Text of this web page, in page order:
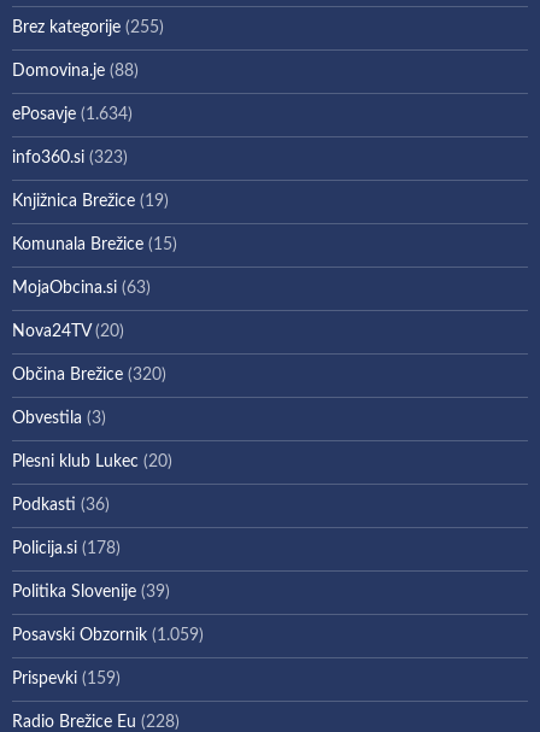
Brez kategorije (255)
Domovina.je (88)
ePosavje (1.634)
info360.si (323)
Knjižnica Brežice (19)
Komunala Brežice (15)
MojaObcina.si (63)
Nova24TV(20)
Občina Brežice (320)
Obvestila (3)
Plesni klub Lukec (20)
Podkasti (36)
Policija.si (178)
Politika Slovenije (39)
Posavski Obzornik (1.059)
Prispevki (159)
Radio Brežice Eu (228)